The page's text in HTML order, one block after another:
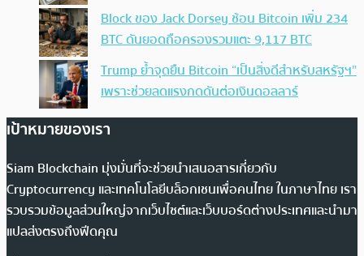
Block ของ Jack Dorsey ช้อน Bitcoin เพิ่ม 234
BTC ดันยอดถือครองรวมแตะ 9,117 BTC
Trump ย้ำจุดยืน Bitcoin “เป็นสิ่งดีสำหรับสหรัฐฯ”
เพราะช่วยลดแรงกดดันต่อเงินดอลลาร์
เป้าหมายของเรา
Siam Blockchain มุ่งมั่นที่จะช่วยนำเสนอสารเกี่ยวกับ
Cryptocurrency และเทคโนโลยีบล็อกเชนเพื่อคนไทย ในภาษาไทย เรา
รวบรวมข้อมูลส่วนใหญ่จากเว็บไซต์และเว็บบอร์ดต่างประเทศและนำมา
แปลส่งตรงถึงฟีดคุณ